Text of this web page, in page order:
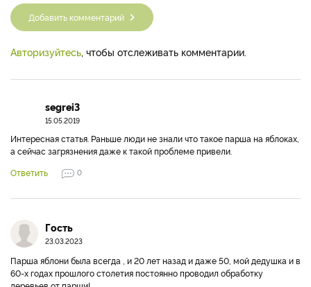
Добавить комментарий
Авторизуйтесь , чтобы отслеживать комментарии.
segrei3
15.05.2019
Интересная статья. Раньше люди не знали что такое парша на яблоках,
а сейчас загрязнения даже к такой проблеме привели.
Ответить
0
Гость
23.03.2023
Парша яблони была всегда , и 20 лет назад и даже 50, мой дедушка и в
60-х годах прошлого столетия постоянно проводил обработку